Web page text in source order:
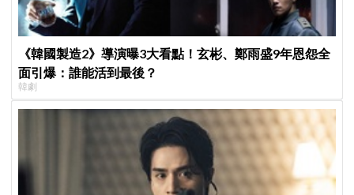
《韓國製造2》導演曝3大看點！玄彬、鄭雨盛9年恩怨全
面引爆：誰能活到最後？
韓劇